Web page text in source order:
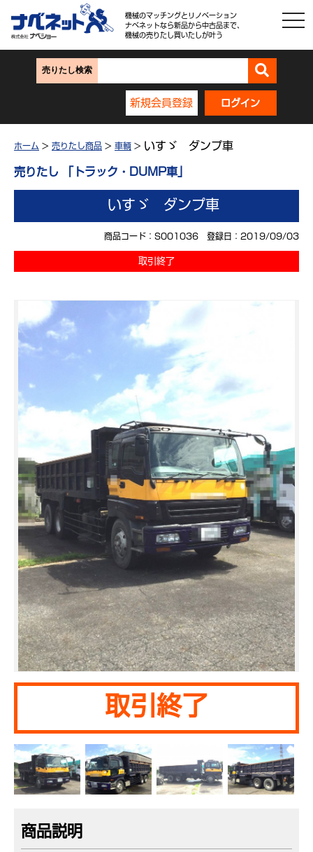
機械のマッチングとリノベーション
ナベネットなら新品から中古品まで、
機械の売りたし買いたしが叶う
売りたし検索
新規会員登録 ログイン
ホーム > 売りたし商品 > 車輌 > いすゞ ダンプ車
売りたし 「トラック・DUMP車」
いすゞ ダンプ車
商品コード：S001036 登録日：2019/09/03
取引終了
取引終了
商品説明